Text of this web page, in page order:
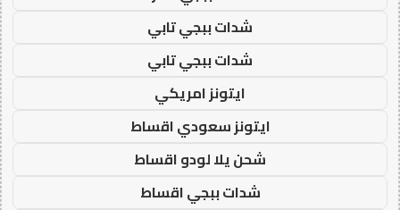
شدات ببجي تابي
شدات ببجي تابي
ايتونز امريكي
ايتونز سعودي اقساط
شحن يلا لودو اقساط
شدات ببجي اقساط